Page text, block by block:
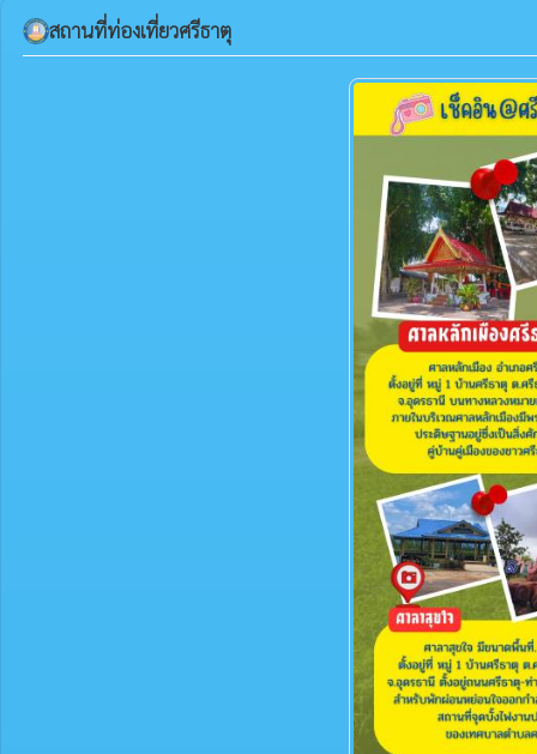
สถานที่ท่องเที่ยวศรีธาตุ